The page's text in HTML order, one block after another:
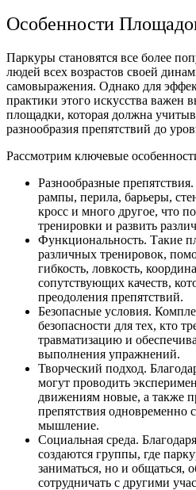
Особенности
Паркуры становятся все более
людей всех возрастов своей
самовыражения. Однако для
практики этого искусства важен
площадки, которая должна
разнообразия препятствий до
Рассмотрим ключевые
Разнообразные
рампы, перила, барьеры,
кросс и много другое, что
тренировки и развить
Функциональность. Такие
различных тренировок,
гибкость, ловкость,
сопутствующих качеств,
преодоления препятствий.
Безопасные условия.
безопасности для тех, кто
травматизацию и
выполнения упражнений.
Творческий подход.
могут проводить
движениям новые, а также
препятствия одновременно
мышление.
Социальная среда.
создаются группы, где
заниматься, но и общаться,
сотрудничать с другими